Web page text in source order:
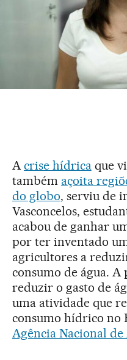
Acrise hídricaque
também açoita
do globo, serviu de
Vasconcelos,
acabou de ganhar
por ter inventado
agricultores a
consumo de água.
reduzir o gasto de
uma atividade que
consumo hídrico no
Agência Nacional de